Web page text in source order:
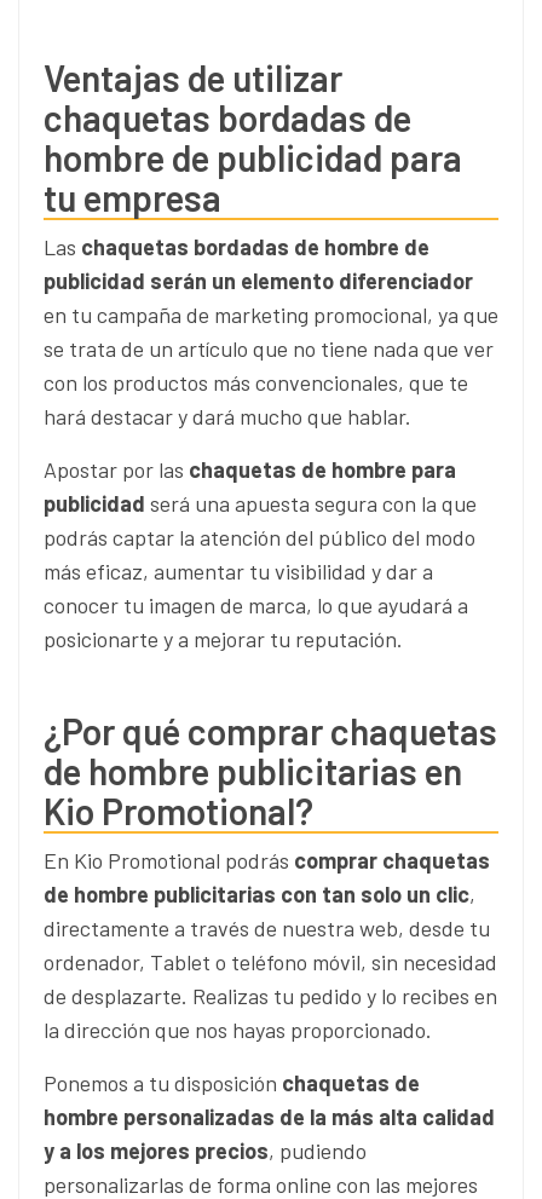
Ventajas de utilizar
chaquetas bordadas de
hombre de publicidad para
tu empresa
Las chaquetas bordadas de hombre de
publicidad serán un elemento diferenciador
en tu campaña de marketing promocional, ya que
se trata de un artículo que no tiene nada que ver
con los productos más convencionales, que te
hará destacar y dará mucho que hablar.
Apostar por las chaquetas de hombre para
publicidad será una apuesta segura con la que
podrás captar la atención del público del modo
más eficaz, aumentar tu visibilidad y dar a
conocer tu imagen de marca, lo que ayudará a
posicionarte y a mejorar tu reputación.
¿Por qué comprar chaquetas
de hombre publicitarias en
Kio Promotional?
En Kio Promotional podrás comprar chaquetas
de hombre publicitarias con tan solo un clic,
directamente a través de nuestra web, desde tu
ordenador, Tablet o teléfono móvil, sin necesidad
de desplazarte. Realizas tu pedido y lo recibes en
la dirección que nos hayas proporcionado.
Ponemos a tu disposición chaquetas de
hombre personalizadas de la más alta calidad
y a los mejores precios, pudiendo
personalizarlas de forma online con las mejores